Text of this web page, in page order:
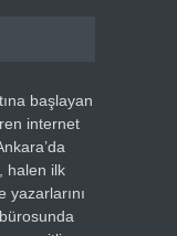
başlayan
internet
halen ilk
yazarlarını